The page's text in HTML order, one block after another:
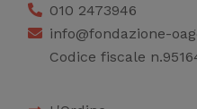
010 2473946
info@fondazione-
Codice fiscale